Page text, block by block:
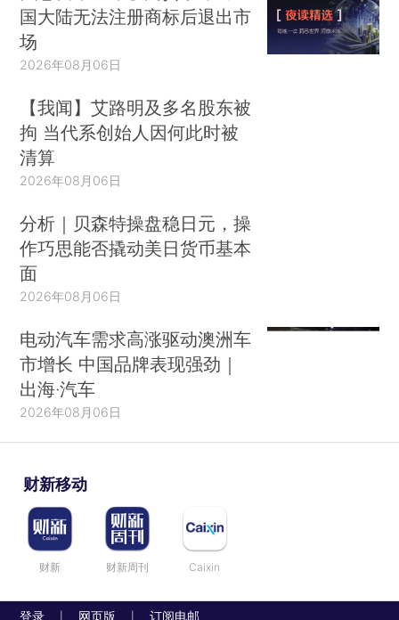
国大陆无法注册商标后退出市
场
2026年08月06日
【我闻】艾路明及多名股东被
拘 当代系创始人因何此时被
清算
2026年08月06日
分析｜贝森特操盘稳日元，操
作巧思能否撬动美日货币基本
面
2026年08月06日
电动汽车需求高涨驱动澳洲车
市增长 中国品牌表现强劲｜
出海·汽车
2026年08月06日
财新移动
财新 财新周刊 Caixin
登录 网页版 订阅电邮